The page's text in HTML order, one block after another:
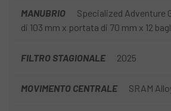
MANUBRIO
Specialized Adventure
di 103 mm x portata di 70 mm x 12
FILTRO STAGIONALE 2025
MOVIMENTO CENTRALE SRAM